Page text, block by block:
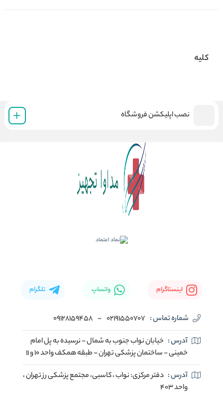
کلیه
نصب اپلیکشن فروشگاه
اینستاگرام واتساپ تلگرام
شماره تماس : 02191550707
-
09128159458
آدرس : خیابان نواب جنوب به شمال - نرسیده به پل امام
خمینی - ساختمان پزشکی تهران - طبقه همکف واحد ۱۰ و ۱۱
آدرس : دفتر مرکزی: نواب ، کاسبی، مجتمع پزشکی رز تهران ،
واحد ۴۰۳